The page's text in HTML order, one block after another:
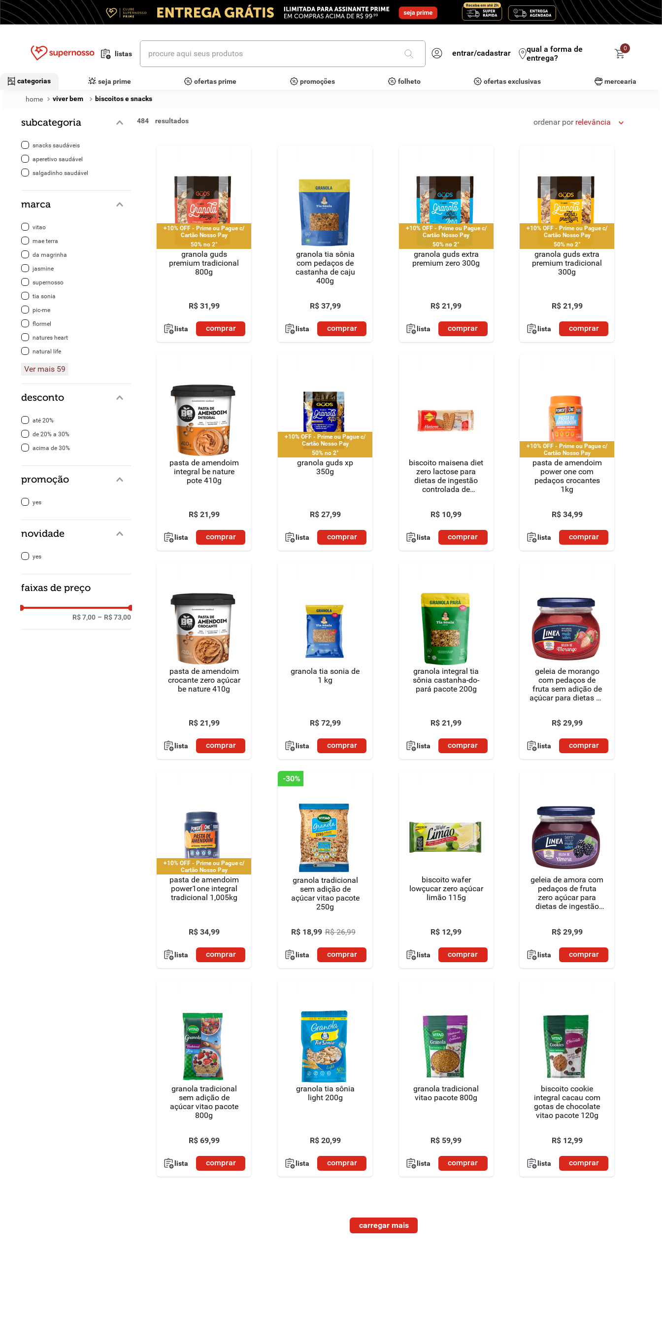
listas
procure aqui seus produtos
entrar/cadastrar
qual a forma de
entrega?
0
categorias seja prime ofertas prime promoções folheto ofertas exclusivas mercearia
viver bem biscoitos e snacks
subcategoria
snacks saudáveis
aperetivo saudável
salgadinho saudável
marca
vitao
mae terra
da magrinha
jasmine
supernosso
tia sonia
pic-me
flormel
natures heart
natural life
Ver mais 59
desconto
até 20%
de 20% a 30%
acima de 30%
promoção
yes
novidade
yes
faixas de preço
R$ 7,00 – R$ 73,00
484 ordenar por relevância
+10% OFF - Prime ou Pague c/
Cartão Nosso Pay
50% no 2°
granola guds
premium tradicional
800g
R$ 31,99
lista comprar
granola tia sônia
com pedaços de
castanha de caju
400g
R$ 37,99
lista comprar
+10% OFF - Prime ou Pague c/
Cartão Nosso Pay
50% no 2°
granola guds extra
premium zero 300g
R$ 21,99
lista comprar
+10% OFF - Prime ou Pague c/
Cartão Nosso Pay
50% no 2°
granola guds extra
premium tradicional
300g
R$ 21,99
lista comprar
pasta de amendoim
integral be nature
pote 410g
R$ 21,99
lista comprar
+10% OFF - Prime ou Pague c/
Cartão Nosso Pay
50% no 2°
granola guds xp
350g
R$ 27,99
lista comprar
biscoito maisena diet
zero lactose para
dietas de ingestão
controlada de
lowçucar pacote
R$ 10,99
lista comprar
+10% OFF - Prime ou Pague c/
Cartão Nosso Pay
pasta de amendoim
power one com
pedaços crocantes
1kg
R$ 34,99
lista comprar
pasta de amendoim
crocante zero açúcar
be nature 410g
R$ 21,99
lista comprar
granola tia sonia de
1 kg
R$ 72,99
lista comprar
granola integral tia
sônia castanha-do-
pará pacote 200g
R$ 21,99
lista comprar
geleia de morango
com pedaços de
fruta sem adição de
açúcar para dietas de
vidro 230g
R$ 29,99
lista comprar
+10% OFF - Prime ou Pague c/
Cartão Nosso Pay
pasta de amendoim
power1one integral
tradicional 1,005kg
R$ 34,99
lista comprar
-30%
granola tradicional
sem adição de
açúcar vitao pacote
250g
R$ 18,99 R$ 26,99
lista comprar
biscoito wafer
lowçucar zero açúcar
limão 115g
R$ 12,99
lista comprar
geleia de amora com
pedaços de fruta
zero açúcar para
dietas de ingestão
230g
R$ 29,99
lista comprar
granola tradicional
sem adição de
açúcar vitao pacote
800g
R$ 69,99
lista comprar
granola tia sônia
light 200g
R$ 20,99
lista comprar
granola tradicional
vitao pacote 800g
R$ 59,99
lista comprar
biscoito cookie
integral cacau com
gotas de chocolate
vitao pacote 120g
R$ 12,99
lista comprar
termos mais buscados
macarrão